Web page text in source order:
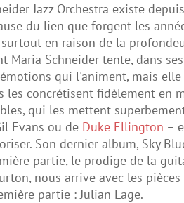
Jazz Orchestra existe
du lien que forgent les
en raison de la
Maria Schneider tente, dans
qui l'animent, mais elle
les concrétisent fidèlement en
qui les mettent
Evans ou de Duke Ellington –
Son dernier album, Sky
partie, le prodige de la
nous arrive avec les
partie : Julian Lage.